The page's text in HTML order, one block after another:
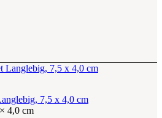
7,5 x 4,0 cm
4,0 cm